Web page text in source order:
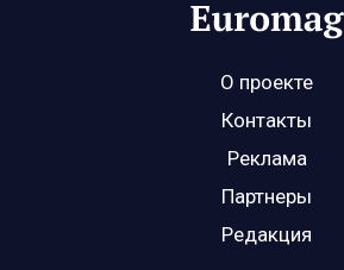
О проекте
Контакты
Реклама
Партнеры
Редакция